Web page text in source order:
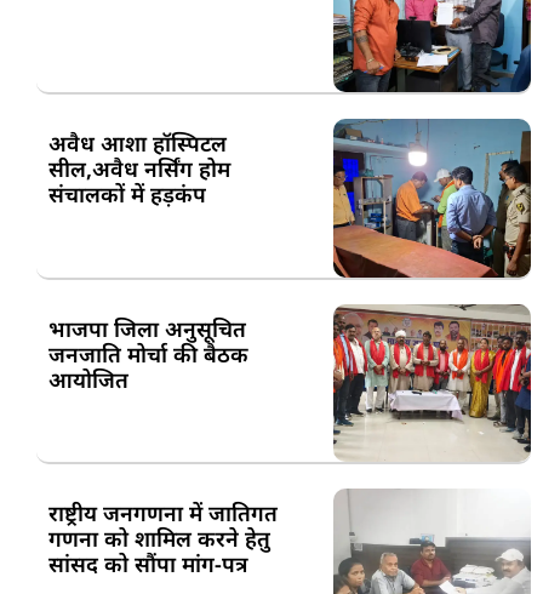
अवैध आशा हॉस्पिटल
सील,अवैध नर्सिंग होम
संचालकों में हड़कंप
भाजपा जिला अनुसूचित
जनजाति मोर्चा की बैठक
आयोजित
राष्ट्रीय जनगणना में जातिगत
गणना को शामिल करने हेतु
सांसद को सौंपा मांग-पत्र